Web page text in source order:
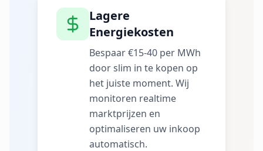
Lagere
Energiekosten
Bespaar €15-40 per MWh
door slim in te kopen op
het juiste moment. Wij
monitoren realtime
marktprijzen en
optimaliseren uw inkoop
automatisch.